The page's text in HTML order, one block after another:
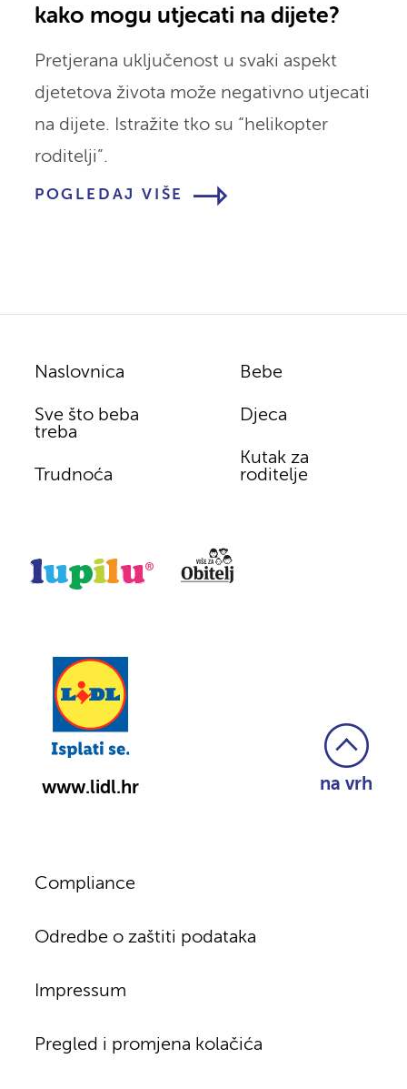
kako mogu utjecati na dijete?
Pretjerana uključenost u svaki aspekt
djetetova života može negativno utjecati
na dijete. Istražite tko su “helikopter
roditelji”.
POGLEDAJ VIŠE
Naslovnica
Sve što beba
treba
Trudnoća
Bebe
Djeca
Kutak za
roditelje
www.lidl.hr na vrh
Pregled i promjena kolačića
Impressum
Odredbe o zaštiti podataka
Compliance